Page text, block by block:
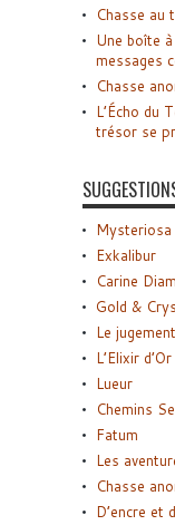
Chasse au
Une boîte
messages
Chasse
L’Écho du
trésor se
Mysteriosa
Exkalibur
Carine
Gold &
Le
L’Elixir d’Or
Lueur
Chemins
Fatum
Les
Chasse
D’encre et